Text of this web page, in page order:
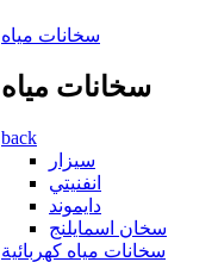
سخانات مياه
سخانات مياه
back
سيزار
انفنيتي
دايموند
سخان اسمايلنج
سخانات مياه كهربائية